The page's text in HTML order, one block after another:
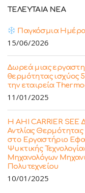
ΤΕΛΕΥΤΑΙΑ ΝΕΑ
Παγκόσμια
15/06/2026
Δωρεά μιας
θερμότητας ισχύος
την εταιρεία
11/01/2025
Η ΑΗΙ CARRIER SEE
Αντλίας
στο Εργαστήριο
Ψυκτικής
Μηχανολόγων
Πολυτεχνείου
10/01/2025